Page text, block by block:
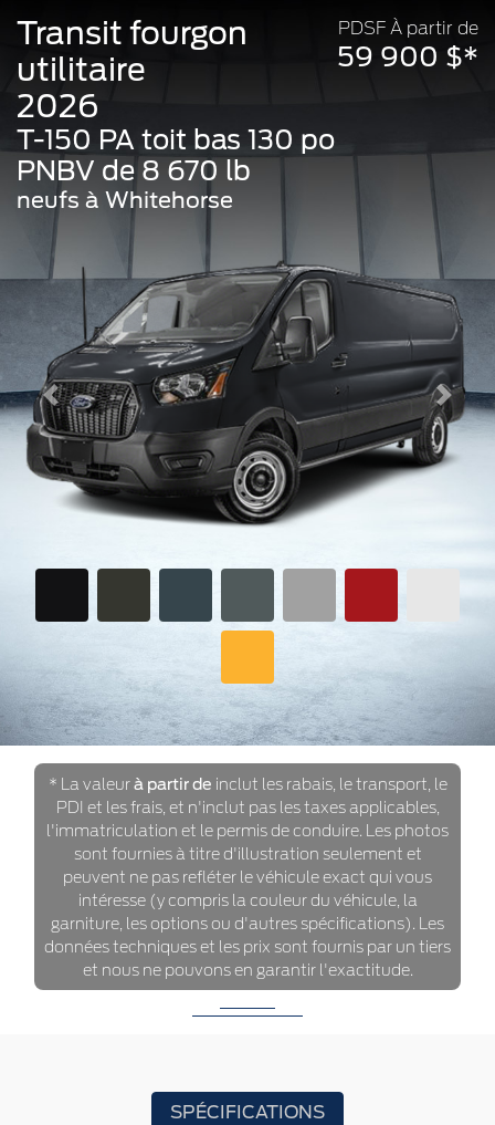
PDSF À partir de
59 900 $*
Transit fourgon
utilitaire
2026
T-150 PA toit bas 130 po
PNBV de 8 670 lb
neufs à Whitehorse
Previous Next
* La valeurà partir de inclut les rabais, le transport, le
PDI et les frais, et n'inclut pas les taxes applicables,
l'immatriculation et le permis de conduire. Les photos
sont fournies à titre d'illustration seulement et
peuvent ne pas refléter le véhicule exact qui vous
intéresse (y compris la couleur du véhicule, la
garniture, les options ou d'autres spécifications). Les
données techniques et les prix sont fournis par un tiers
et nous ne pouvons en garantir l'exactitude.
SPÉCIFICATIONS